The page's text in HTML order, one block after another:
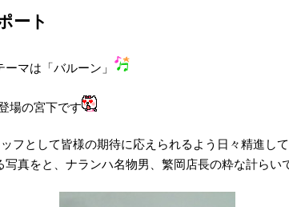
ート
マは「バルーン」
場の宮下です
フとして皆様の期待に応えられるよう日々精進して
真をと、ナランハ名物男、繁岡店長の粋な計らい